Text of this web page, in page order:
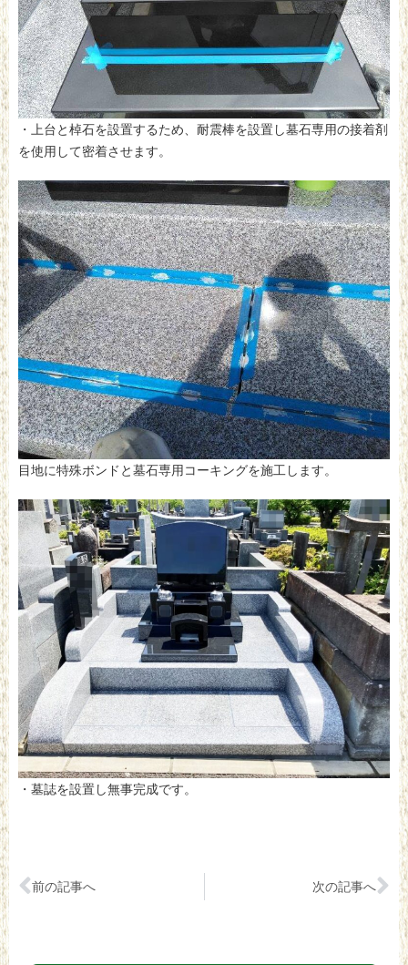
・上台と棹石を設置するため、耐震棒を設置し墓石専用の接着剤
を使用して密着させます。
目地に特殊ボンドと墓石専用コーキングを施工します。
・墓誌を設置し無事完成です。
前の記事へ 次の記事へ